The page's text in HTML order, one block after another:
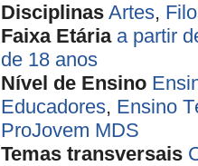
Disciplinas Artes,
Faixa Etária a partir
de 18 anos
Nível de Ensino
Educadores, Ensino
ProJovem MDS
Temas transversais